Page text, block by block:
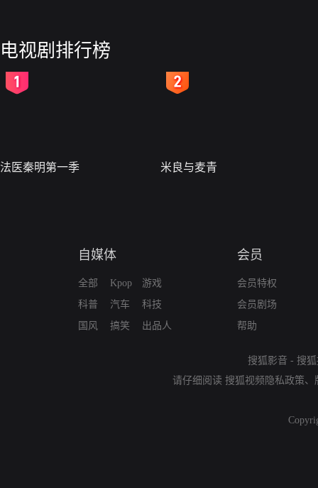
电视剧排行榜
法医秦明第一季 米良与麦青
自媒体
全部
科普
国风
Kpop
汽车
搞笑
游戏
科技
出品人
会员
会员特权
会员剧场
帮助
搜狐影音 - 搜
请仔细阅读 搜狐视频隐私政策、